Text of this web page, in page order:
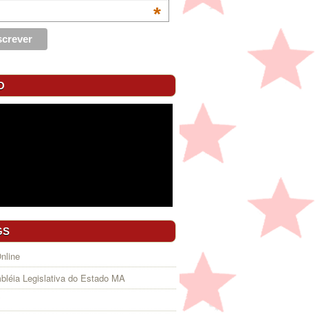
*
Legislativa do Estado MA